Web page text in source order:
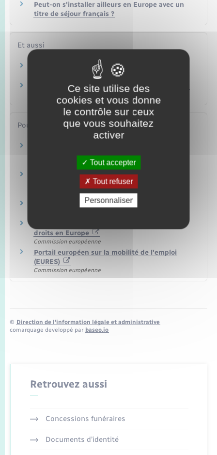
Peut-on s'installer ailleurs en Europe avec un
titre de séjour français ?
Et aussi
Étudier à l'étranger
Travailler dans une organisation internationale
Étranger – Europe
Pour en savoir plus
certaines professions
Commission européenne
Travailler en Europe : droits, conditions,
prestations sociales, impôts
Commission européenne
Carte professionnelle européenne (EPC)
droits en Europe
Commission européenne
Portail européen sur la mobilité de l'emploi
(EURES)
Commission européenne
© Direction de l’information légale et administrative
comarquage developpé par baseo.io
Retrouvez aussi
Concessions funéraires
Documents d’identité
Ce site utilise des
cookies et vous donne
le contrôle sur ceux
que vous souhaitez
activer
Tout accepter
Tout refuser
Personnaliser